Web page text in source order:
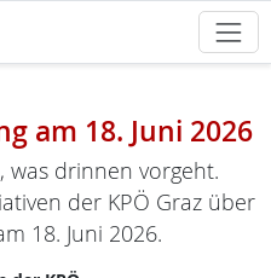
am 18. Juni 2026
was drinnen vorgeht.
der KPÖ Graz über
18. Juni 2026.